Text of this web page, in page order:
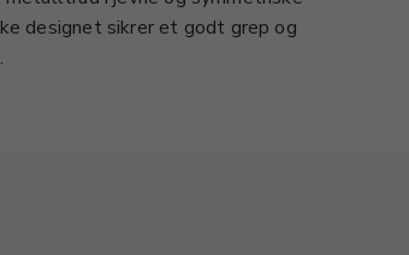
designet sikrer et godt grep og